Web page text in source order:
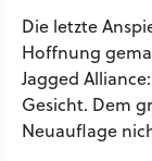
Die letzte
Hoffnung
Jagged
Gesicht. Dem
Neuauflage